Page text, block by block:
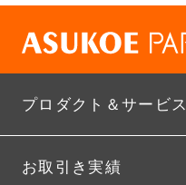
プロダクト＆サービス
お取引き実績